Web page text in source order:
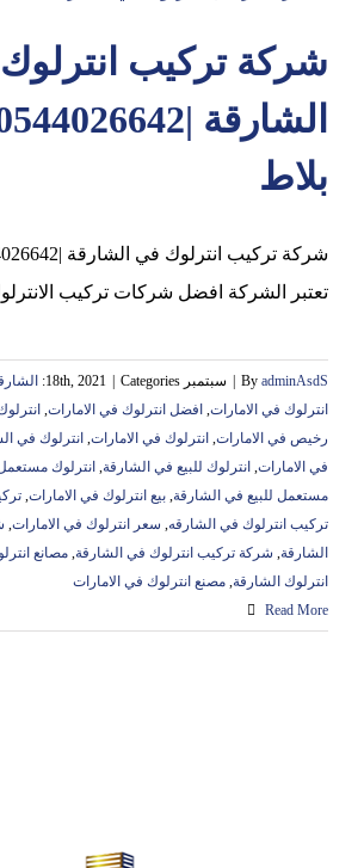
شركة تركيب
بلاط
تعتبر الشركة افضل شركات تركيب
By adminAsdS سبتمبر 18th, 2021 Categories:
انترلوك في الامارات, افضل انترلوك في الامارات,
رخيص في الامارات, انترلوك في الامارات, انترلوك في
في الامارات, انترلوك للبيع في الشارقة, انترلوك
مستعمل للبيع في الشارقة, بيع انترلوك في الامارات,
تركيب انترلوك في الشارقه, سعر انترلوك في الامارات,
الشارقة, شركة تركيب انترلوك في الشارقة, مصانع
انترلوك الشارقة, مصنع انترلوك في الامارات
Read More